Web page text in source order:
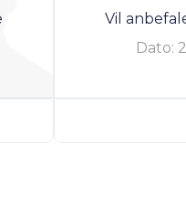
Vil
Dato: